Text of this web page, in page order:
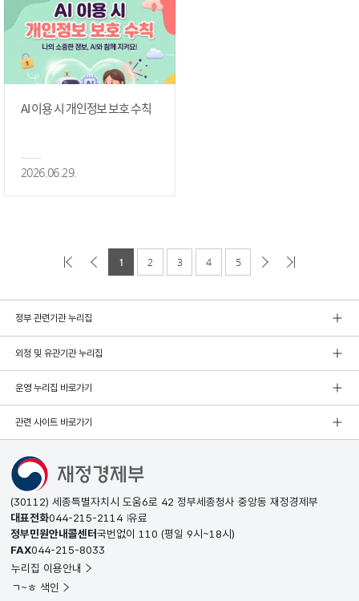
AI 이용 시 개인정보 보호 수칙
2026.06.29.
1 2 3 4 5
정부 관련기관 누리집
외청 및 유관기관 누리집
운영 누리집 바로가기
관련 사이트 바로가기
(30112) 세종특별자치시 도움6로 42 정부세종청사 중앙동 재정경제부
대표전화044-215-2114 유료
정부민원안내콜센터국번없이 110 (평일 9시~18시)
FAX044-215-8033
누리집 이용안내
ㄱ~ㅎ 색인